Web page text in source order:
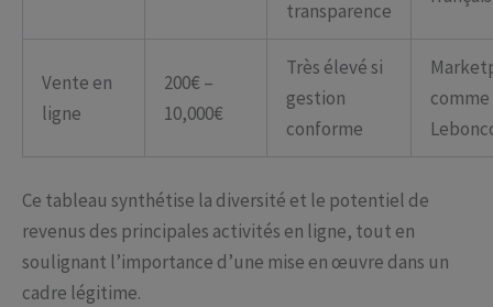
transparence
Vente en
ligne
200€ –
10,000€
Très élevé si
gestion
conforme
comme
Ce tableau synthétise la diversité et le potentiel de
revenus des principales activités en ligne, tout en
soulignant l’importance d’une mise en œuvre dans un
cadre légitime.